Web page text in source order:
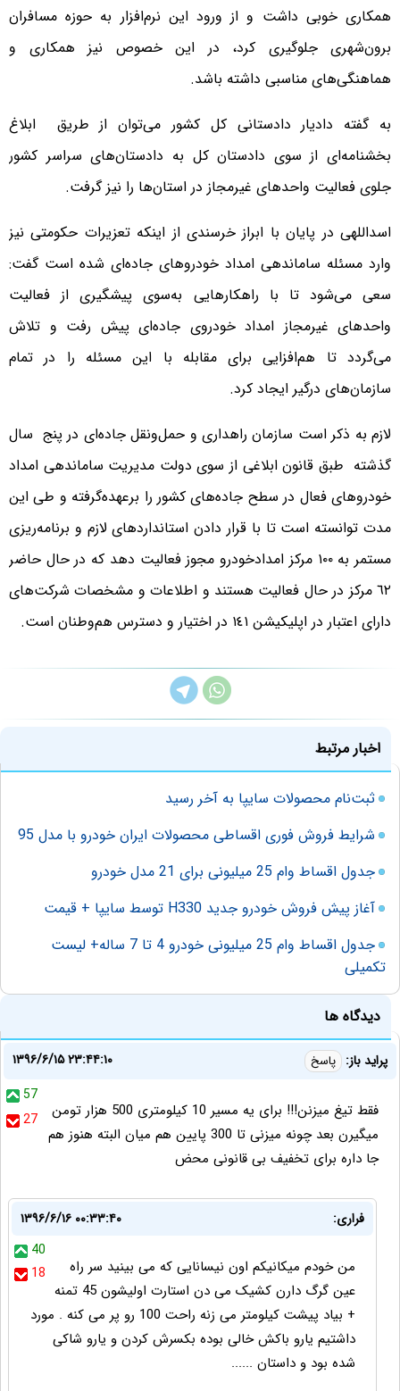
همکاری خوبی داشت و از ورود این نرم‌افزار به حوزه مسافران
برون‌شهری جلوگیری کرد، در این خصوص نیز همکاری و
هماهنگی‌های مناسبی داشته باشد.
به گفته دادیار دادستانی کل کشور می‌توان از طریق ابلاغ
بخشنامه‌ای از سوی دادستان کل به دادستان‌های سراسر کشور
جلوی فعالیت واحدهای غیرمجاز در استان‌ها را نیز گرفت.
اسداللهی در پایان با ابراز خرسندی از اینکه تعزیرات حکومتی نیز
وارد مسئله ساماندهی امداد خودروهای جاده‌ای شده است گفت:
سعی می‌شود تا با راهکارهایی به‌سوی پیشگیری از فعالیت
واحدهای غیرمجاز امداد خودروی جاده‌ای پیش رفت و تلاش
می‌گردد تا هم‌افزایی برای مقابله با این مسئله را در تمام
سازمان‌های درگیر ایجاد کرد.
لازم به ذکر است سازمان راهداری و حمل‌ونقل جاده‌ای در پنج سال
گذشته طبق قانون ابلاغی از سوی دولت مدیریت ساماندهی امداد
خودروهای فعال در سطح جاده‌های کشور را برعهده‌گرفته و طی این
مدت توانسته است تا با قرار دادن استانداردهای لازم و برنامه‌ریزی
مستمر به ١٠٠ مرکز امدادخودرو مجوز فعالیت دهد که در حال حاضر
٦٢ مرکز در حال فعالیت هستند و اطلاعات و مشخصات شرکت‌های
دارای اعتبار در اپلیکیشن ١٤١ در اختیار و دسترس هم‌وطنان است.
اخبار مرتبط
ثبت‌نام محصولات سایپا به آخر رسید
شرایط فروش فوری اقساطی محصولات ایران خودرو با مدل 95
جدول اقساط وام 25 میلیونی برای 21 مدل خودرو
آغاز پیش فروش خودرو جدید H330 توسط سایپا + قیمت
جدول اقساط وام 25 میلیونی خودرو 4 تا 7 ساله+ لیست
تکمیلی
دیدگاه ها
پراید باز: پاسخ
۱۳۹۶/۶/۱۵ ۲۳:۴۴:۱۰
57
27
فقط تیغ میزنن!!! برای یه مسیر 10 کیلومتری 500 هزار تومن
میگیرن بعد چونه میزنی تا 300 پایین هم میان البته هنوز هم
جا داره برای تخفیف بی قانونی محض
فراری:
۱۳۹۶/۶/۱۶ ۰۰:۳۳:۴۰
40
18
من خودم میکانیکم اون نیسانایی که می بینید سر راه
عین گرگ دارن کشیک می دن استارت اولیشون 45 تمنه
+ بیاد پیشت کیلومتر می زنه راحت 100 رو پر می کنه . مورد
داشتیم یارو باکش خالی بوده بکسرش کردن و یارو شاکی
شده بود و داستان ......